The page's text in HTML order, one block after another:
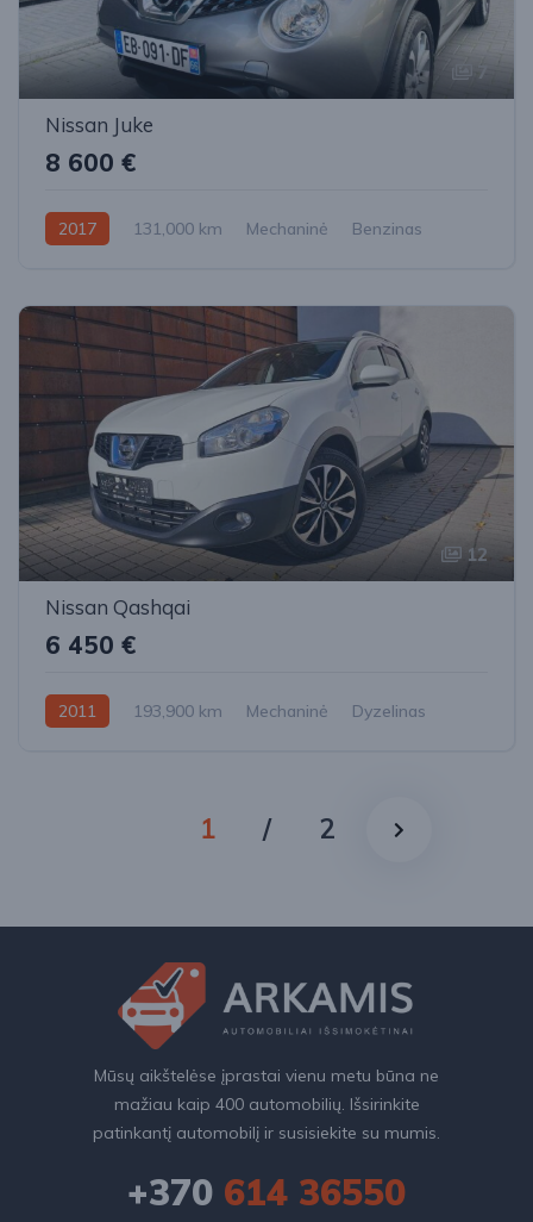
7
Nissan Juke
8 600 €
2017 131,000 km Mechaninė
Benzinas
12
Nissan Qashqai
6 450 €
2011 193,900 km Mechaninė
Dyzelinas
1 / 2
Mūsų aikštelėse įprastai vienu metu būna ne
mažiau kaip 400 automobilių. Išsirinkite
patinkantį automobilį ir susisiekite su mumis.
+370 614 36550